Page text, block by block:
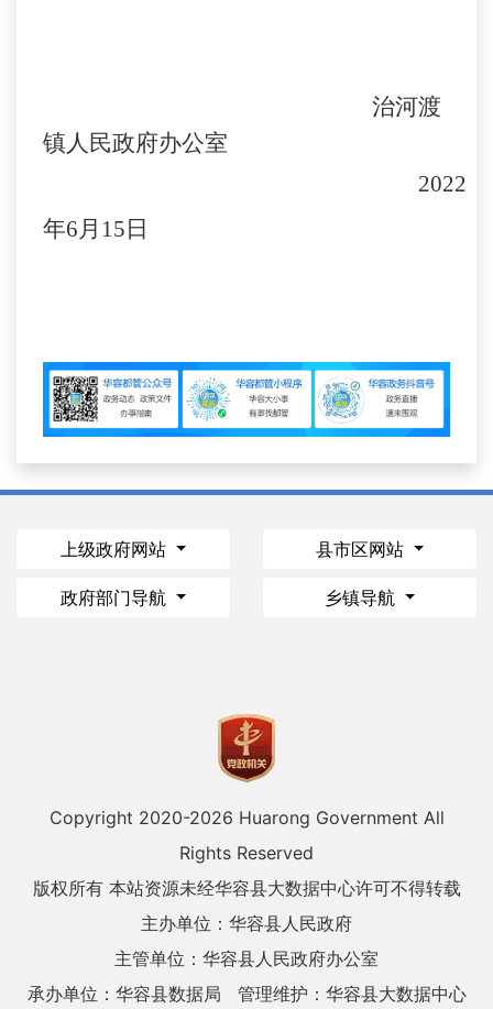
治河渡
镇人民政府办公室
2022
年6月15日
上级政府网站 县市区网站
政府部门导航 乡镇导航
Copyright 2020-2026 Huarong Government All
Rights Reserved
版权所有 本站资源未经华容县大数据中心许可不得转载
主办单位：华容县人民政府
主管单位：华容县人民政府办公室
承办单位：华容县数据局
管理维护：华容县大数据中心